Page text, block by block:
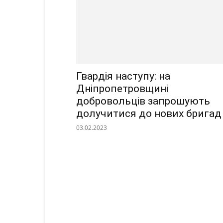
Гвардія наступу: на
Дніпропетровщині
добровольців запрошують
долучитися до нових бригад
03.02.2023